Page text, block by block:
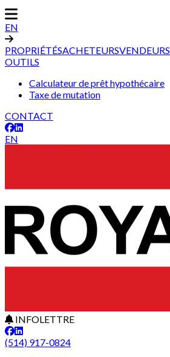
EN
PROPRIÉTÉSACHETEURSVENDEURS
OUTILS
Calculateur de prêt hypothécaire
Taxe de mutation
CONTACT
EN
INFOLETTRE
(514) 917-0824